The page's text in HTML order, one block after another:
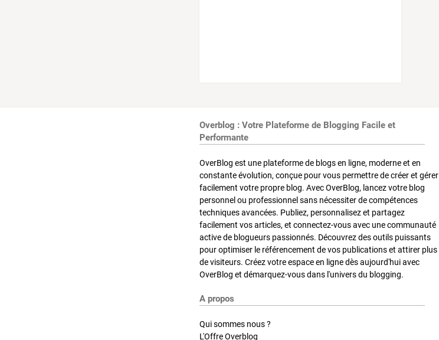
Overblog : Votre Plateforme de Blogging Facile et
Performante
OverBlog est une plateforme de blogs en ligne, moderne et en
constante évolution, conçue pour vous permettre de créer et gérer
facilement votre propre blog. Avec OverBlog, lancez votre blog
personnel ou professionnel sans nécessiter de compétences
techniques avancées. Publiez, personnalisez et partagez
facilement vos articles, et connectez-vous avec une communauté
active de blogueurs passionnés. Découvrez des outils puissants
pour optimiser le référencement de vos publications et attirer plus
de visiteurs. Créez votre espace en ligne dès aujourd'hui avec
OverBlog et démarquez-vous dans l'univers du blogging.
A propos
Qui sommes nous ?
L'Offre Overblog